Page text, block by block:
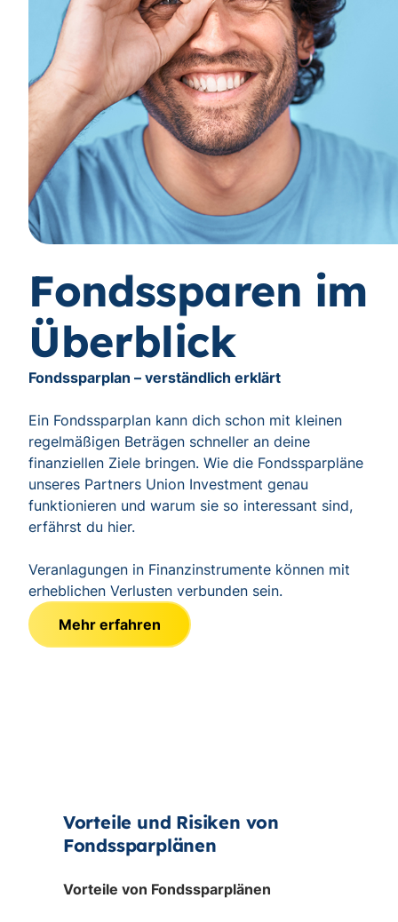
Fondssparen im
Überblick
Fondssparplan – verständlich erklärt
Ein Fondssparplan kann dich schon mit kleinen
regelmäßigen Beträgen schneller an deine
finanziellen Ziele bringen. Wie die Fondssparpläne
unseres Partners Union Investment genau
funktionieren und warum sie so interessant sind,
erfährst du hier.
Veranlagungen in Finanzinstrumente können mit
erheblichen Verlusten verbunden sein.
Mehr erfahren
Vorteile und Risiken von
Fondssparplänen
Vorteile von Fondssparplänen